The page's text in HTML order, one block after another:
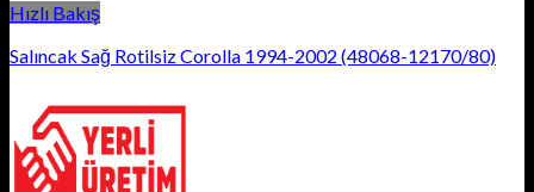
Hızlı Bakış
Salıncak Sağ Rotilsiz Corolla 1994-2002 (48068-12170/80)